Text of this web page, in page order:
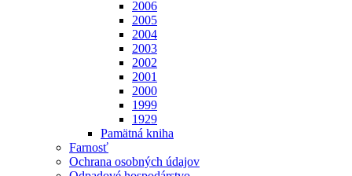
2006
2005
2004
2003
2002
2001
2000
1999
1929
Pamätná kniha
Farnosť
Ochrana osobných údajov